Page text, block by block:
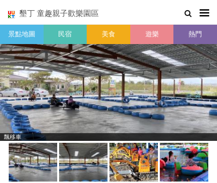
墾丁 童趣親子歡樂園區
景點地圖 民宿 美食 遊樂 熱門
飄移車